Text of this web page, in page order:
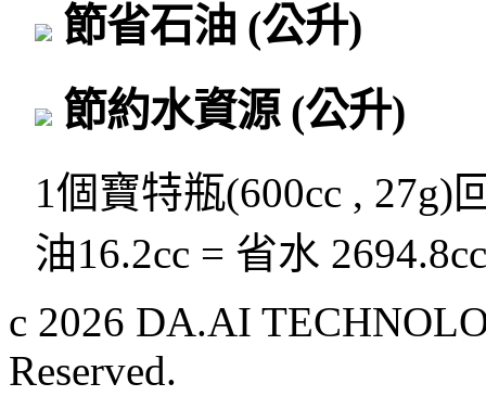
節省石油 (公升)
節約水資源 (公升)
1個寶特瓶(600cc , 27g)
油16.2cc = 省水
c 2026 DA.AI
Reserved.